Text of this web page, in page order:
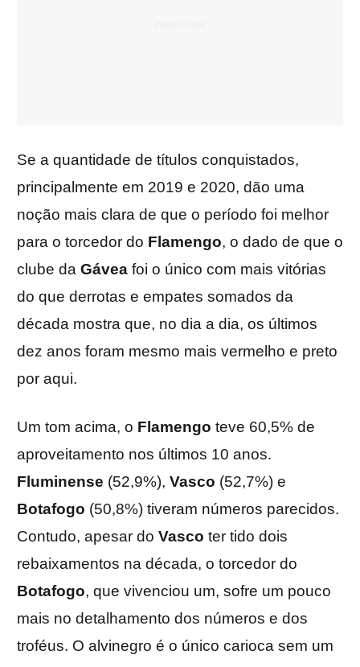
Se a quantidade de títulos conquistados,
principalmente em 2019 e 2020, dão uma
noção mais clara de que o período foi melhor
para o torcedor do Flamengo, o dado de que o
clube da Gávea foi o único com mais vitórias
do que derrotas e empates somados da
década mostra que, no dia a dia, os últimos
dez anos foram mesmo mais vermelho e preto
por aqui.
Um tom acima, o Flamengo teve 60,5% de
aproveitamento nos últimos 10 anos.
Fluminense (52,9%), Vasco (52,7%) e
Botafogo (50,8%) tiveram números parecidos.
Contudo, apesar do Vasco ter tido dois
rebaixamentos na década, o torcedor do
Botafogo, que vivenciou um, sofre um pouco
mais no detalhamento dos números e dos
troféus. O alvinegro é o único carioca sem um